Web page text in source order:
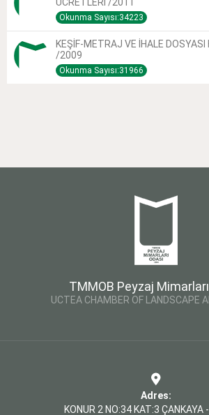
ÜCRETLERİ /2011
Okunma Sayısı:34223
KEŞİF-METRAJ VE İHALE DOSYASI
/2009
Okunma Sayısı:31966
TMMOB Peyzaj Mimarları
UCTEA CHAMBER OF LANDSCAPE
Adres:
KONUR 2 NO:34 KAT:3 ÇANKAYA